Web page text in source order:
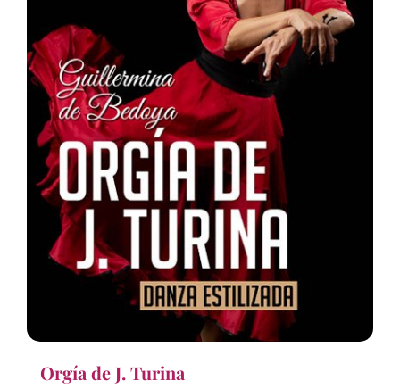
Orgía de J. Turina